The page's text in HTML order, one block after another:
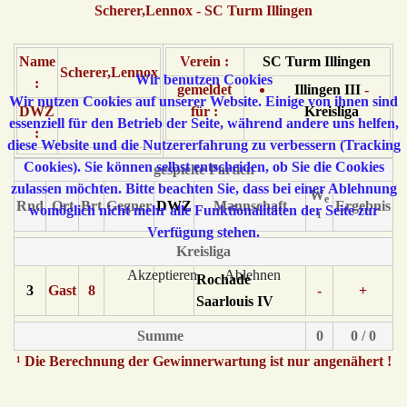
Scherer,Lennox - SC Turm Illingen
Name
:
Scherer,Lennox
DWZ
:
Verein :
SC Turm Illingen
gemeldet
für :
Illingen III-
Kreisliga
gespielte Partien
Rnd Ort Brt Gegner DWZ Mannschaft
We
¹
Ergebnis
Kreisliga
3 Gast 8
Rochade
Saarlouis IV
- +
Summe 0
0 / 0
¹ Die Berechnung der Gewinnerwartung ist nur angenähert !
Wir benutzen Cookies
Wir nutzen Cookies auf unserer Website. Einige von ihnen sind
essenziell für den Betrieb der Seite, während andere uns helfen,
diese Website und die Nutzererfahrung zu verbessern (Tracking
Cookies). Sie können selbst entscheiden, ob Sie die Cookies
zulassen möchten. Bitte beachten Sie, dass bei einer Ablehnung
womöglich nicht mehr alle Funktionalitäten der Seite zur
Verfügung stehen.
Akzeptieren Ablehnen